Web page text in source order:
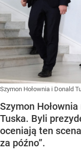
Szymon Hołownia i Donald
Szymon
Tuska. Byli
oceniają ten
za późno”.